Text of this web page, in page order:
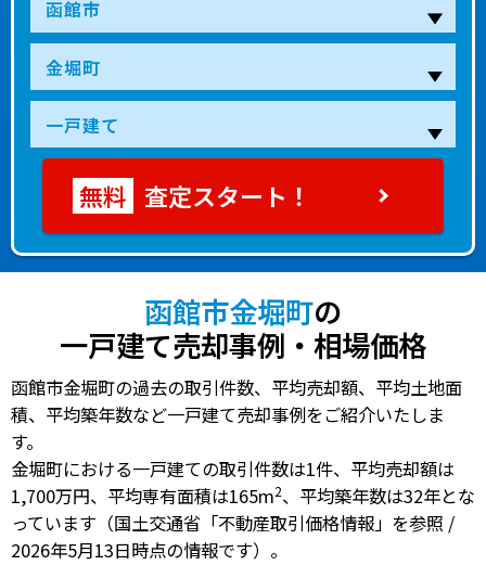
査定スタート！
函館市金堀町の
一戸建て売却事例・相場価格
函館市金堀町の過去の取引件数、平均売却額、平均土地面
積、平均築年数など一戸建て売却事例をご紹介いたしま
す。
金堀町における一戸建ての取引件数は1件、 平均売却額は
1,700万円、 平均専有面積は165m2、 平均築年数は32年とな
っています（国土交通省「不動産取引価格情報」を参照 /
2026年5月13日時点の情報です）。